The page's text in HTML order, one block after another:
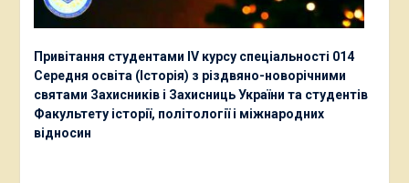
Привітання студентами ІV курсу спеціальності 014
Середня освіта (Історія) з різдвяно-новорічними
святами Захисників і Захисниць України та студентів
Факультету історії, політології і міжнародних
відносин